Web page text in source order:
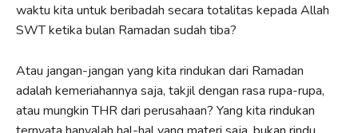
waktu kita untuk beribadah secara totalitas kepada Allah
SWT ketika bulan Ramadan sudah tiba?
Atau jangan-jangan yang kita rindukan dari Ramadan
adalah kemeriahannya saja, takjil dengan rasa rupa-rupa,
atau mungkin THR dari perusahaan? Yang kita rindukan